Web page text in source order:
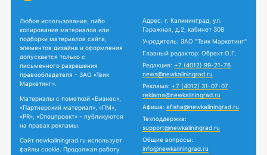
Любое использование, либо
копирование материалов или
подборки материалов сайта,
элементов дизайна и оформления
допускается только с
письменного разрешения
правообладателя - ЗАО «Твик
Маркетинг».
Материалы с пометкой «Бизнес»,
«Партнерский материал», «ПМ»,
«PR», «Спецпроект» - публикуются
на правах рекламы.
Сайт newkaliningrad.ru использует
файлы cookie. Продолжая работу
Адрес: г. Калининград, ул.
Гаражная, д.2, кабинет 308
Учредитель: ЗАО "Твик Маркетинг"
Главный редактор: Обрехт О.Г.
Редакция: +7 (4012) 99-21-76
news@newkaliningrad.ru
Реклама: +7 (4012) 31-07-07
reklama@newkaliningrad.ru
Афиша: afisha@newkaliningrad.ru
Техподдержка:
support@newkaliningrad.ru
Общие вопросы:
info@newkaliningrad.ru